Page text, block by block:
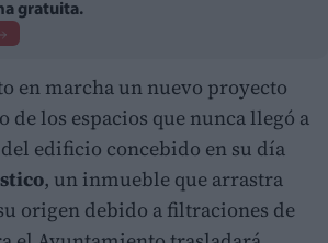
gratuita.
en marcha un nuevo proyecto
de los espacios que nunca llegó a
edificio concebido en su día
, un inmueble que arrastra
origen debido a filtraciones de